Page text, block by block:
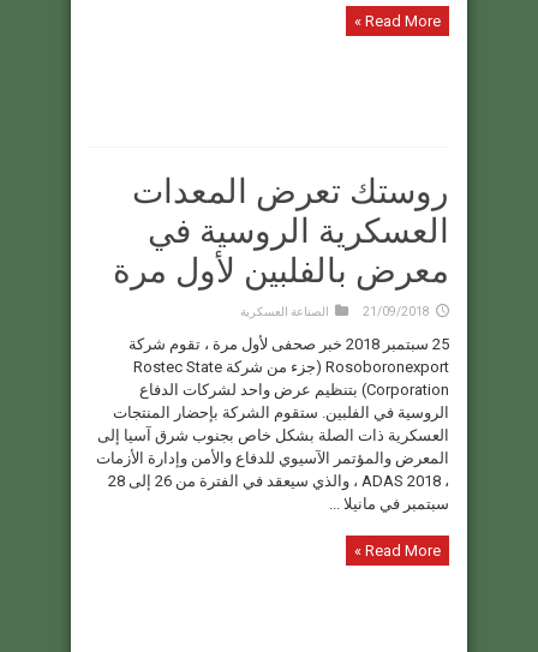
Read More »
روستك تعرض المعدات
العسكرية الروسية في
معرض بالفلبين لأول مرة
21/09/2018 الصناعة العسكرية
25 سبتمبر 2018 خبر صحفى لأول مرة ، تقوم شركة
Rosoboronexport (جزء من شركة Rostec State
Corporation) بتنظيم عرض واحد لشركات الدفاع
الروسية في الفلبين. ستقوم الشركة بإحضار المنتجات
العسكرية ذات الصلة بشكل خاص بجنوب شرق آسيا إلى
المعرض والمؤتمر الآسيوي للدفاع والأمن وإدارة الأزمات
، ADAS 2018 ، والذي سيعقد في الفترة من 26 إلى 28
سبتمبر في مانيلا ...
Read More »